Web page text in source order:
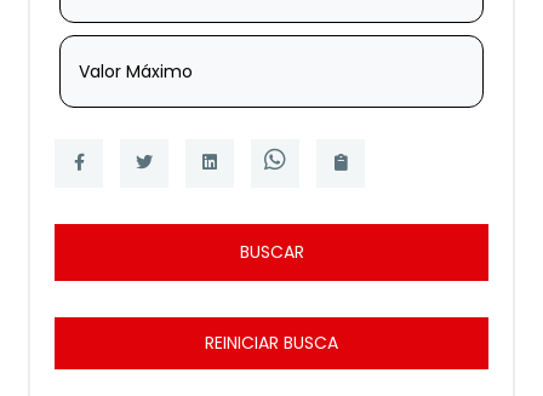
Valor Máximo
BUSCAR
REINICIAR BUSCA